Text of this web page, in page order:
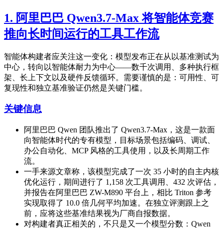
1. 阿里巴巴 Qwen3.7-Max 将智能体竞赛
推向长时间运行的工具工作流
智能体构建者应关注这一变化：模型发布正在从以基准测试为
中心，转向以智能体耐力为中心——数千次调用、多种执行框
架、长上下文以及硬件反馈循环。需要谨慎的是：可用性、可
复现性和独立基准验证仍然是关键门槛。
关键信息
阿里巴巴 Qwen 团队推出了 Qwen3.7-Max，这是一款面
向智能体时代的专有模型，目标场景包括编码、调试、
办公自动化、MCP 风格的工具使用，以及长周期工作
流。
一手来源文章称，该模型完成了一次 35 小时的自主内核
优化运行，期间进行了 1,158 次工具调用、432 次评估，
并报告在阿里巴巴 ZW-M890 平台上，相比 Triton 参考
实现取得了 10.0 倍几何平均加速。在独立评测跟上之
前，应将这些基准结果视为厂商自报数据。
对构建者真正相关的，不只是又一个模型分数：Qwen